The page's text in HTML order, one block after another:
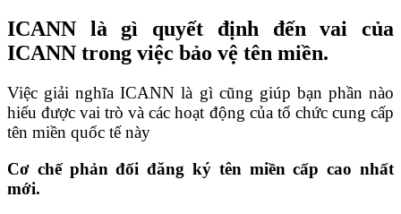
ICANN là gì quyết định đến vai của
ICANN trong việc bảo vệ tên miền.
Việc giải nghĩa ICANN là gì cũng giúp bạn phần nào
hiểu được vai trò và các hoạt động của tổ chức cung cấp
tên miền quốc tế này
Cơ chế phản đối đăng ký tên miền cấp cao nhất
mới.